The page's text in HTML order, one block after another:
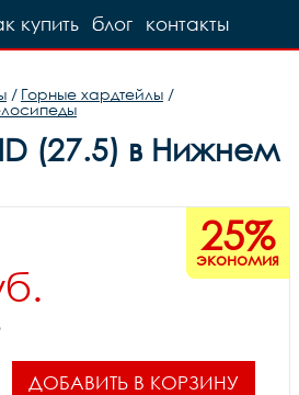
контакты
блог
купить
/ Горные хардтейлы /
(27.5) в Нижнем
25%
экономия
ДОБАВИТЬ В КОРЗИНУ